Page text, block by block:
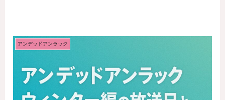
アンデッドアンラック